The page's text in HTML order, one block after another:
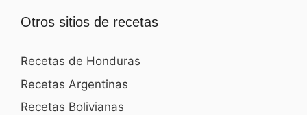
Otros sitios de recetas
Recetas de Honduras
Recetas Argentinas
Recetas Bolivianas